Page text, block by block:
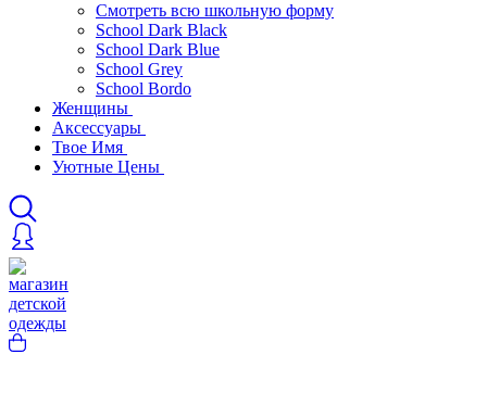
Смотреть всю школьную форму
School Dark Black
School Dark Blue
School Grey
School Bordo
Женщины
Аксессуары
Твое Имя
Уютные Цены